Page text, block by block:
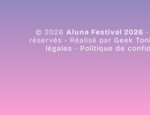
© 2026 Aluna Festival 2026 -
réservés - Réalisé par Geek
légales - Politique de